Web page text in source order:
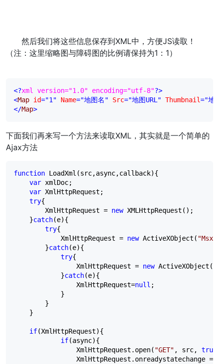
然后我们将这些信息保存到XML中，方便JS读取！
（注：这里缩略图与障碍图的比例请保持为1：1）
<?xml version="1.0" encoding="utf-8"?>
<Map id="1" Name="地图名" Src="地图URL" Thumbnail="地
</Map>
下面我们再来写一个方法来读取XML，其实就是一个简单的
Ajax方法
function LoadXml(src,async,callback){
var xmlDoc;
var XmlHttpRequest;
try{
        XmlHttpRequest
= new XMLHttpRequest();
    }
catch(e){
try{
            XmlHttpRequest
= new ActiveXObject( "
        }
catch(e){
try{
                XmlHttpRequest
= new ActiveXObject(
            }
catch(e){
                XmlHttpRequest
=null ;
            }
        }
    }
if(XmlHttpRequest){
if(async){
                XmlHttpRequest.open(
"GET" , src, true
                XmlHttpRequest.onreadystatechange
=